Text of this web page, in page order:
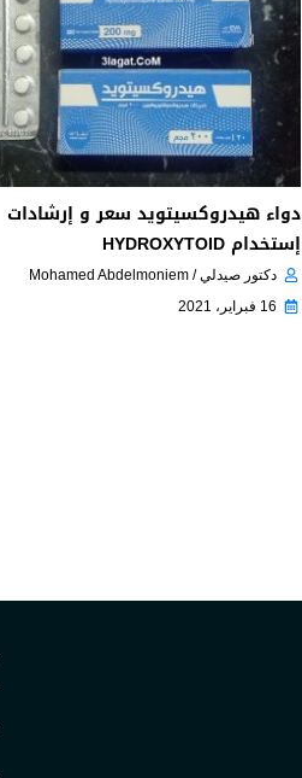
دواء هيدروكسيتويد سعر و إرشادات
إستخدام HYDROXYTOID
دكتور صيدلي / Mohamed Abdelmoniem
16 فبراير، 2021